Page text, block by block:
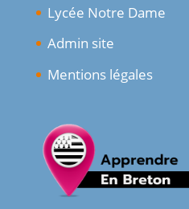
Lycée Notre Dame
Admin site
Mentions légales